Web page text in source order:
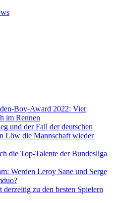
Boy-Award 2022: Vier
im Rennen
und der Fall der deutschen
Löw die Mannschaft wieder
die Top-Talente der Bundesliga
Werden Leroy Sane und Serge
derzeitig zu den besten Spielern